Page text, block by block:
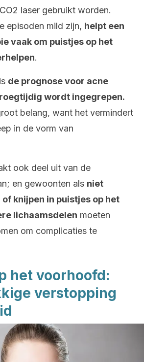
laser gebruikt worden.
episoden mild zijn, helpt een
vaak om puistjes op het
.
de prognose voor acne
wordt ingegrepen.
belang, want het vermindert
in de vorm van
ook deel uit van de
en gewoonten als niet
knijpen in puistjes op het
lichaamsdelen moeten
om complicaties te
het voorhoofd:
verstopping